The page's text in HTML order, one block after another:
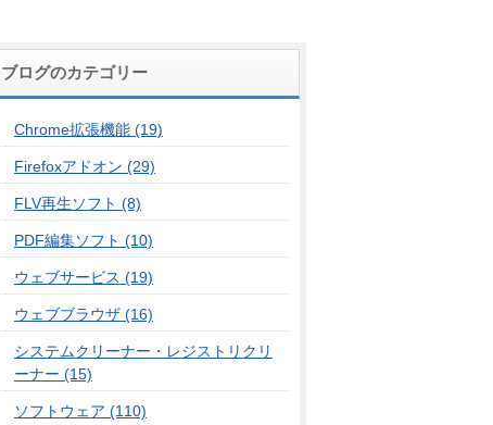
ブログのカテゴリー
Chrome拡張機能 (19)
Firefoxアドオン (29)
FLV再生ソフト (8)
PDF編集ソフト (10)
ウェブサービス (19)
ウェブブラウザ (16)
システムクリーナー・レジストリクリ
ーナー (15)
ソフトウェア (110)